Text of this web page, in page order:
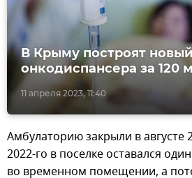
11 апреля 2023, 11:40
В Крыму построят
онкодиспансера за 120
Амбулаторию закрыли в августе
2022-го в поселке оставался
во временном помещении, а